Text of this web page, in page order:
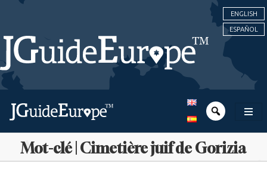
ENGLISH
ESPAÑOL
Mot-clé | Cimetière juif de Gorizia